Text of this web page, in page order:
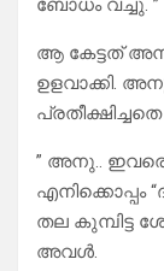
ബോധം വച്ചു. ”
ആ കേട്ടത്
ഉളവാക്കി.
” അനു..
എനിക്കൊപ്പം
തല കുമ്പിട്ട
അവൾ.